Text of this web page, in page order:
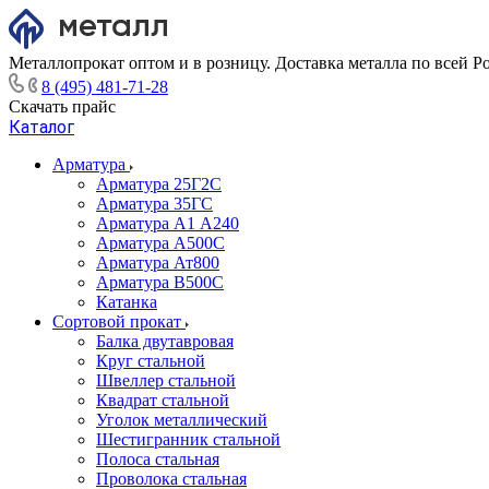
Металлопрокат оптом и в розницу. Доставка металла по всей
8 (495) 481-71-28
Скачать прайс
Каталог
Арматура
Арматура 25Г2С
Арматура 35ГС
Арматура А1 А240
Арматура А500С
Арматура Ат800
Арматура В500С
Катанка
Сортовой прокат
Балка двутавровая
Круг стальной
Швеллер стальной
Квадрат стальной
Уголок металлический
Шестигранник стальной
Полоса стальная
Проволока стальная